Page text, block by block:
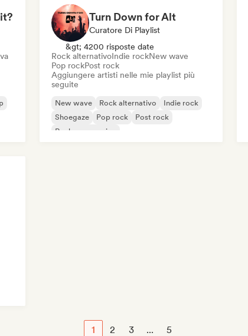
Turn Down for Alt
Curatore Di Playlist
&gt; 4200 risposte date
Rock alternativoIndie rockNew wave
Pop rockPost rock
Aggiungere artisti nelle mie playlist più
seguite
New wave Rock alternativo
Indie rock
Shoegaze
Pop rock
Post rock
Rock progressivo
1 2 3 ... 5